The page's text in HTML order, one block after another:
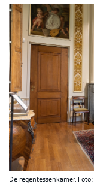
De regentessenkamer.